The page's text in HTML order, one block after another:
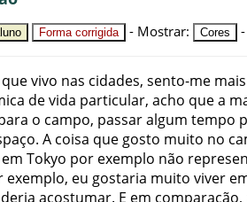
Forma corrigida - Mostrar: Cores -
quevivo nas cidades, sento-me mais
devida particular, acho quea
o campo, passaralgum tempo
. A coisa que gosto muito no
em Tokyo por exemplo não
exemplo, eu gostaria muito viver
acostumar. E em comparação,